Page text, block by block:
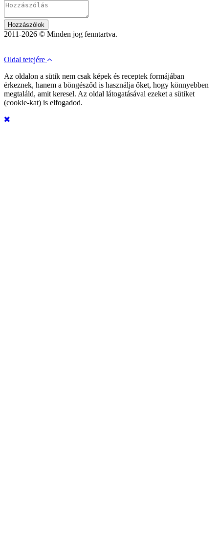
Hozzászólok
2011-2026 © Minden jog fenntartva.
Oldal tetejére
Az oldalon a sütik nem csak képek és receptek formájában
érkeznek, hanem a böngésződ is használja őket, hogy könnyebben
megtaláld, amit keresel. Az oldal látogatásával ezeket a sütiket
(cookie-kat) is elfogadod.